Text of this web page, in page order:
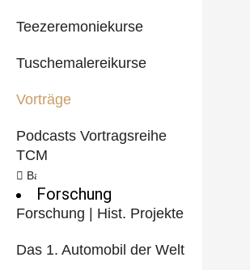
Teezeremoniekurse
Tuschemalereikurse
Vorträge
Podcasts Vortragsreihe
TCM
Back
Forschung
Forschung | Hist. Projekte
Das 1. Automobil der Welt